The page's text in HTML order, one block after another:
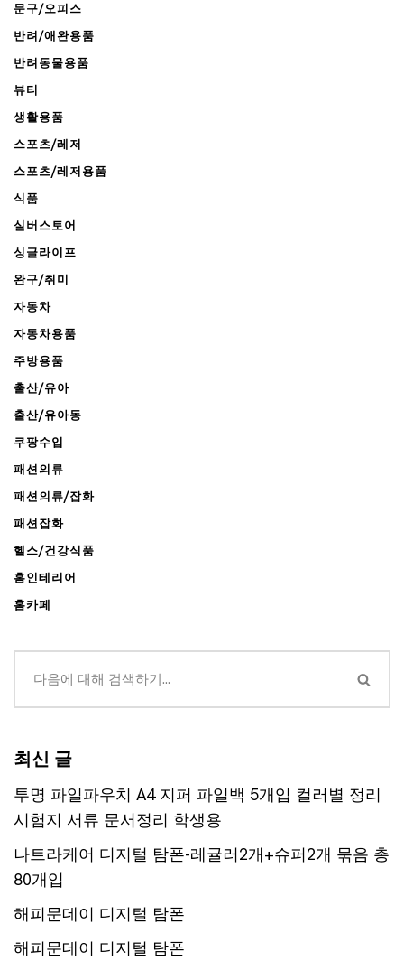
문구/오피스
반려/애완용품
반려동물용품
뷰티
생활용품
스포츠/레저
스포츠/레저용품
식품
실버스토어
싱글라이프
완구/취미
자동차
자동차용품
주방용품
출산/유아
출산/유아동
쿠팡수입
패션의류
패션의류/잡화
패션잡화
헬스/건강식품
홈인테리어
홈카페
최신 글
투명 파일파우치 A4 지퍼 파일백 5개입 컬러별 정리
시험지 서류 문서정리 학생용
나트라케어 디지털 탐폰-레귤러2개+슈퍼2개 묶음 총
80개입
해피문데이 디지털 탐폰
해피문데이 디지털 탐폰